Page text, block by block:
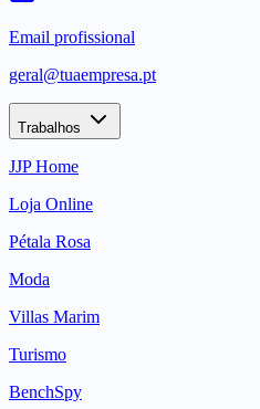
Email profissional
geral@tuaempresa.pt
Trabalhos
JJP Home
Loja Online
Pétala Rosa
Moda
Villas Marim
Turismo
BenchSpy